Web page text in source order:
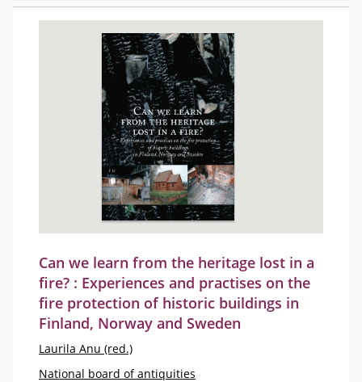
Can we learn from the heritage lost in a
fire? : Experiences and practises on the
fire protection of historic buildings in
Finland, Norway and Sweden
Laurila Anu (red.)
National board of antiquities